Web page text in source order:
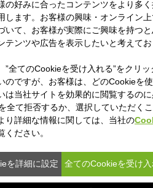
レシピ
の好みに合ったコンテンツをより多
します。お客様の興味・オンライン
いて、お客様が実際にご興味を持つ
テンツや広告を表示したいと考えて
”全てのCookieを受け入れる”をクリ
のですが、お客様は、どのCookieを
は当社サイトを効果的に閲覧するの
全て拒否するか、選択していただく
り詳細な情報に関しては、当社の
ください。
を詳細に設定 全てのCookieを受け